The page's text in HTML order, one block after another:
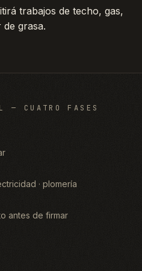
trabajos de techo, gas,
grasa.
— CUATRO FASES
· plomería
antes de firmar